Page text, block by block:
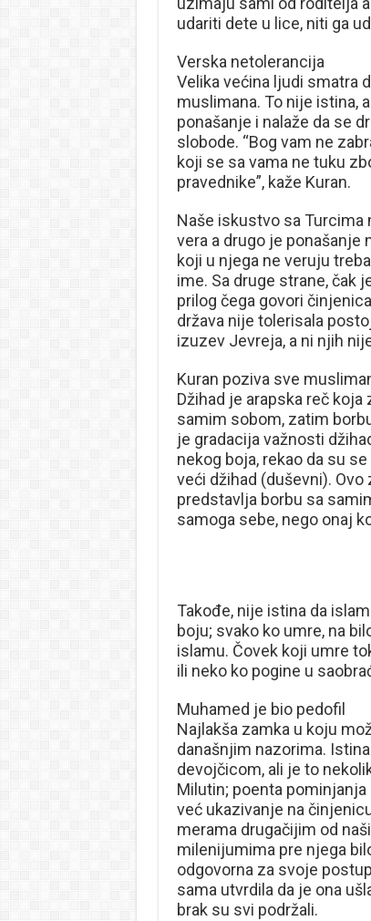
udariti dete u lice, niti ga
Verska netolerancija
Velika većina ljudi smatra
muslimana. To nije istina,
ponašanje i nalaže da se
slobode. “Bog vam ne
koji se sa vama ne tuku
pravednike”, kaže Kuran.
Naše iskustvo sa Turcima
vera a drugo je ponašanje
koji u njega ne veruju
ime. Sa druge strane, čak
prilog čega govori
država nije tolerisala
izuzev Jevreja, a ni njih
Kuran poziva sve
Džihad je arapska reč koja
samim sobom, zatim
je gradacija važnosti
nekog boja, rekao da su
veći džihad (duševni).
predstavlja borbu sa
samoga sebe, nego onaj
Takođe, nije istina da
boju; svako ko umre, na
islamu. Čovek koji umre
ili neko ko pogine u
Muhamed je bio pedofil
Najlakša zamka u koju
današnjim nazorima.
devojčicom, ali je to
Milutin; poenta
već ukazivanje na
merama drugačijim od
milenijumima pre njega
odgovorna za svoje
sama utvrdila da je ona
brak su svi podržali.